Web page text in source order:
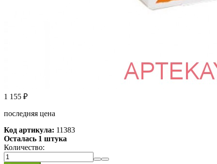
1 155 ₽
последняя цена
Код артикула: 11383
Осталась 1 штука
Количество: